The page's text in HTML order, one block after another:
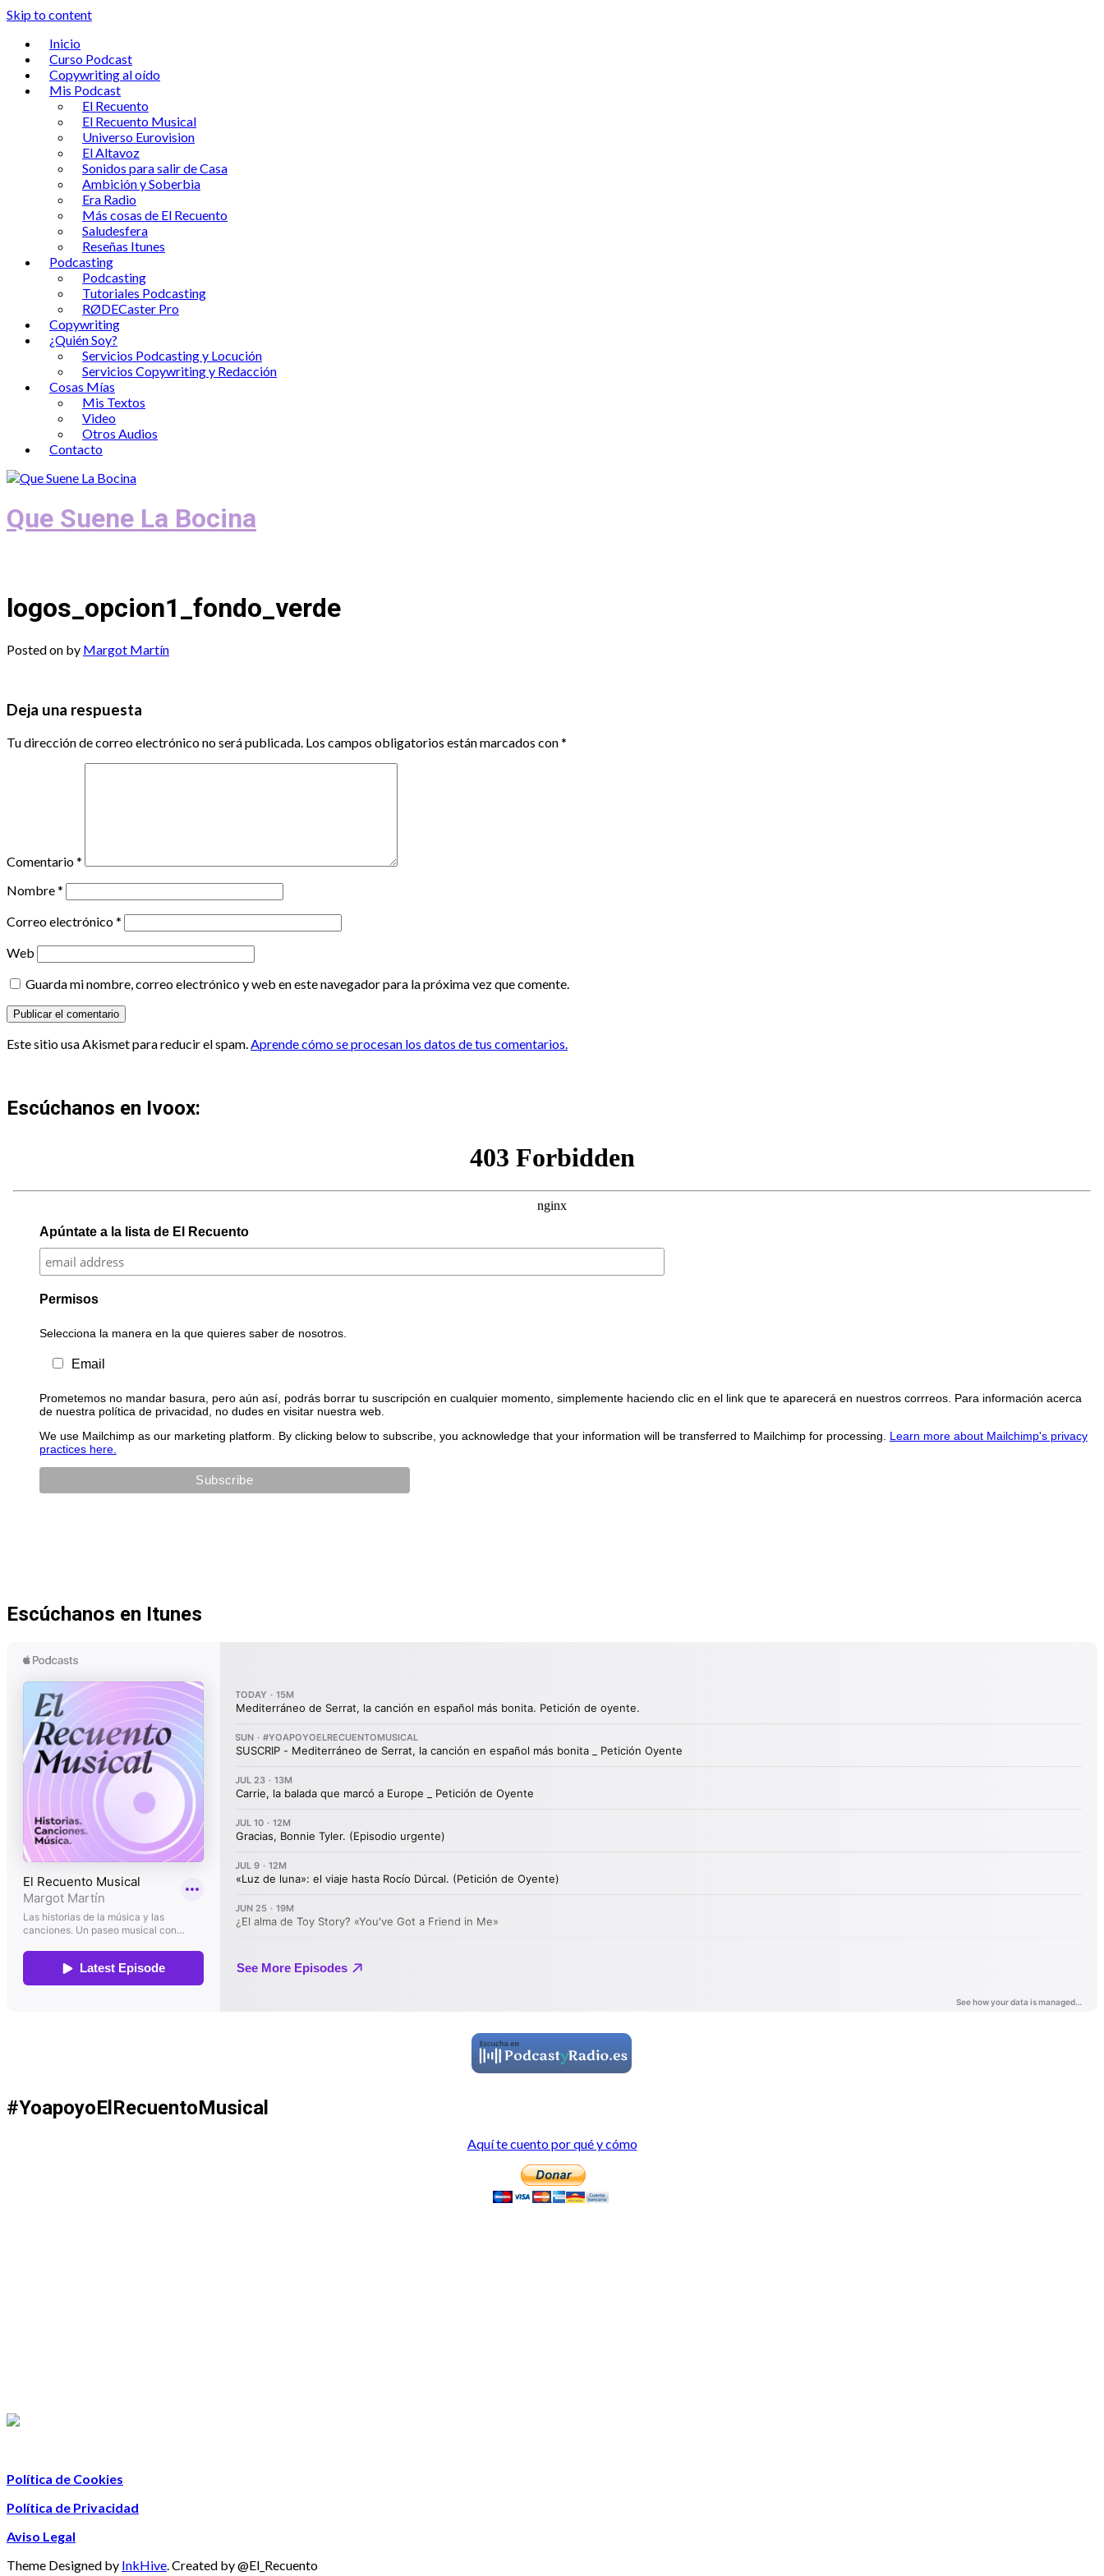
Skip to content
Inicio
Curso Podcast
Copywriting al oído
Mis Podcast
El Recuento
El Recuento Musical
Universo Eurovision
El Altavoz
Sonidos para salir de Casa
Ambición y Soberbia
Era Radio
Más cosas de El Recuento
Saludesfera
Reseñas Itunes
Podcasting
Podcasting
Tutoriales Podcasting
RØDECaster Pro
Copywriting
¿Quién Soy?
Servicios Podcasting y Locución
Servicios Copywriting y Redacción
Cosas Mías
Mis Textos
Video
Otros Audios
Contacto
Que Suene La Bocina
logos_opcion1_fondo_verde
Posted on by Margot Martín
Deja una respuesta
Tu dirección de correo electrónico no será publicada. Los campos obligatorios están marcados con*
Comentario*
Nombre*
Correo electrónico*
Web
Guarda mi nombre, correo electrónico y web en este navegador para la próxima vez que comente.
Este sitio usa Akismet para reducir el spam.Aprende cómo se procesan los datos de tus comentarios.
Escúchanos en Ivoox:
Apúntate a la lista de El Recuento
Permisos
Selecciona la manera en la que quieres saber de nosotros.
Email
Prometemos no mandar basura, pero aún así, podrás borrar tu suscripción en cualquier momento, simplemente haciendo clic en el link que te aparecerá en nuestros corrreos. Para información acerca
de nuestra política de privacidad, no dudes en visitar nuestra web.
We use Mailchimp as our marketing platform. By clicking below to subscribe, you acknowledge that your information will be transferred to Mailchimp for processing. Learn more about Mailchimp's privacy
practices here.
Escúchanos en Itunes
#YoapoyoElRecuentoMusical
Aquí te cuento por qué y cómo
Política de Cookies
Política de Privacidad
Aviso Legal
Theme Designed by InkHive Created by @El_Recuento